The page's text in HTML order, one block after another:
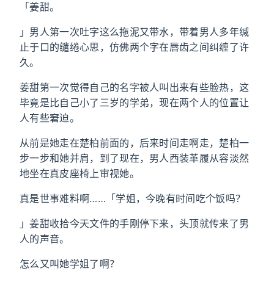
「姜甜。
」男人第一次吐字这么拖泥又带水，带着男人多年缄
止于口的缱绻心思，仿佛两个字在唇齿之间纠缠了许
久。
姜甜第一次觉得自己的名字被人叫出来有些脸热，这
毕竟是比自己小了三岁的学弟，现在两个人的位置让
人有些窘迫。
从前是她走在楚柏前面的，后来时间走啊走，楚柏一
步一步和她并肩，到了现在，男人西装革履从容淡然
地坐在真皮座椅上审视她。
真是世事难料啊……「学姐，今晚有时间吃个饭吗？
」姜甜收拾今天文件的手刚停下来，头顶就传来了男
人的声音。
怎么又叫她学姐了啊？